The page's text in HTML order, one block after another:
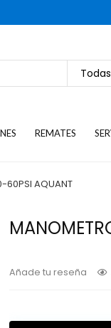
REMATES
60PSI AQUANT
Añade tu reseña